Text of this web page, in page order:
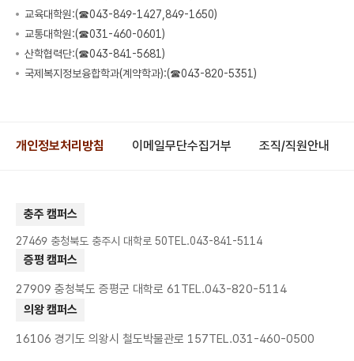
교육대학원:(☎043-849-1427,849-1650)
교통대학원:(☎031-460-0601)
산학협력단:(☎043-841-5681)
국제복지정보융합학과(계약학과):(☎043-820-5351)
개인정보처리방침 이메일무단수집거부 조직/직원안내
충주 캠퍼스
27469 충청북도 충주시 대학로 50TEL.043-841-5114
증평 캠퍼스
27909 충청북도 증평군 대학로 61TEL.043-820-5114
의왕 캠퍼스
16106 경기도 의왕시 철도박물관로 157TEL.031-460-0500